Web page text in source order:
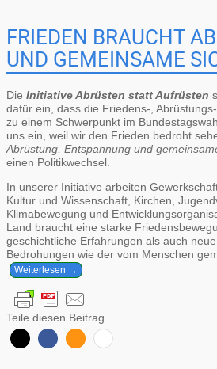
FRIEDEN BRAUCHT
UND GEMEINSAME
Die Initiative Abrüsten statt Aufrüsten
dafür ein, dass die Friedens-,
zu einem Schwerpunkt im
uns ein, weil wir den Frieden bedroht
Abrüstung, Entspannung und
einen Politikwechsel.
In unserer Initiative arbeiten
Kultur und Wissenschaft, Kirchen,
Klimabewegung und
Land braucht eine starke
geschichtliche Erfahrungen als auch
Bedrohungen wie der vom Menschen
Weiterlesen →
Teile diesen Beitrag